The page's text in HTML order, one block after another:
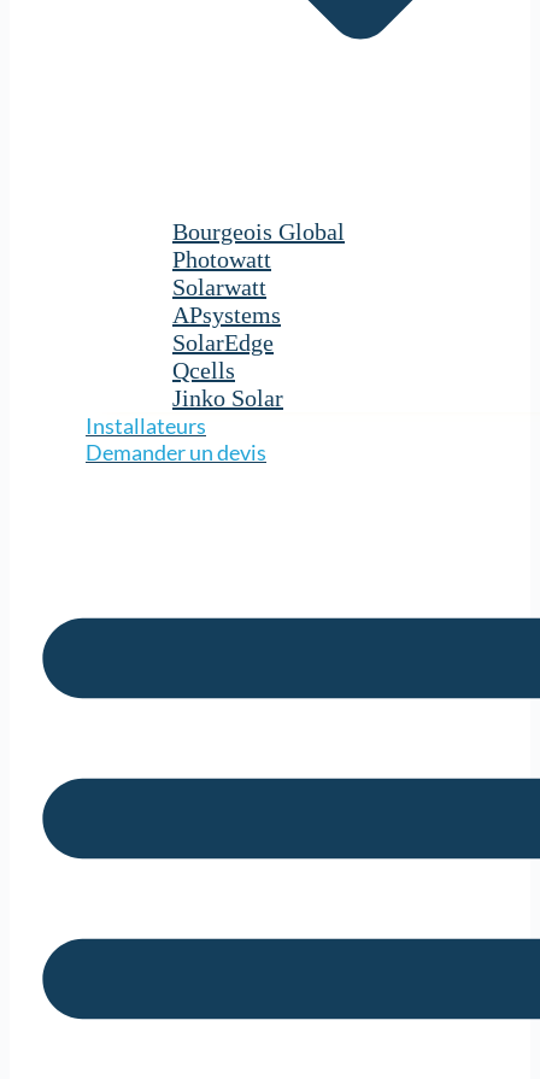
Bourgeois Global
Photowatt
Solarwatt
APsystems
SolarEdge
Qcells
Jinko Solar
Installateurs
Demander un devis